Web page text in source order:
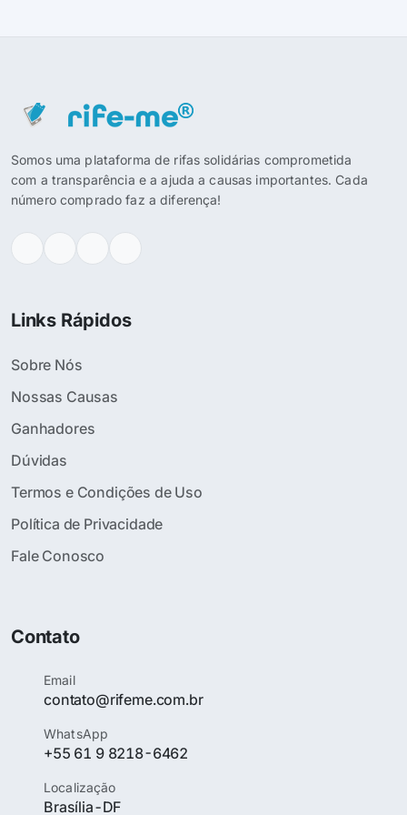
Somos uma plataforma de rifas solidárias comprometida
com a transparência e a ajuda a causas importantes. Cada
número comprado faz a diferença!
Links Rápidos
Sobre Nós
Nossas Causas
Ganhadores
Dúvidas
Termos e Condições de Uso
Política de Privacidade
Fale Conosco
Contato
Email
contato@rifeme.com.br
WhatsApp
+55 61 9 8218-6462
Localização
Brasília-DF